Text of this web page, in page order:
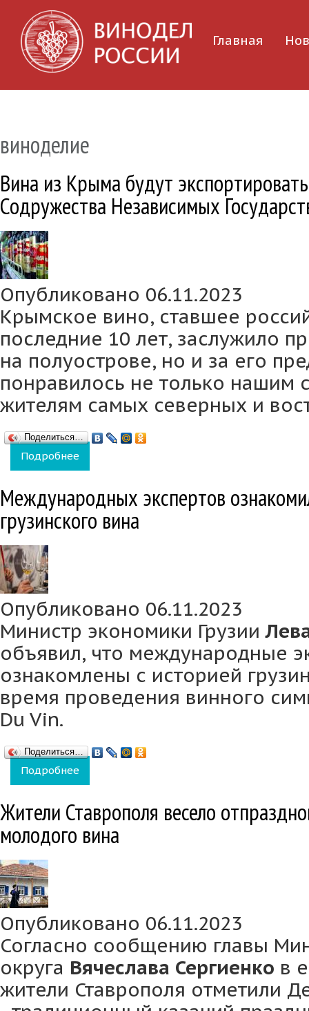
Главная
виноделие
Вина из Крыма будут
Содружества Независимых
Опубликовано 06.11.2023
Крымское вино, ставшее
последние 10 лет, заслужило
на полуострове, но и за его
понравилось не только нашим
жителям самых северных и
Поделиться…
Подробнее
Международных экспертов
грузинского вина
Опубликовано 06.11.2023
Министр экономики Грузии
объявил, что международные
ознакомлены с историей
время проведения винного
Du Vin.
Поделиться…
Подробнее
Жители Ставрополя весело
молодого вина
Опубликовано 06.11.2023
Согласно сообщению главы
округа Вячеслава Сергиенко в
жители Ставрополя отметили